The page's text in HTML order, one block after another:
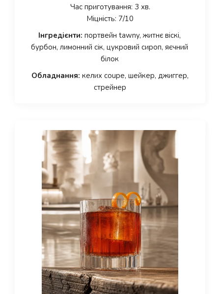
Час приготування: 3 хв.
Міцність: 7/10
Інгредієнти: портвейн tawny, житнє віскі,
бурбон, лимонний сік, цукровий сироп, яєчний
білок
Обладнання: келих coupe, шейкер, джиггер,
стрейнер